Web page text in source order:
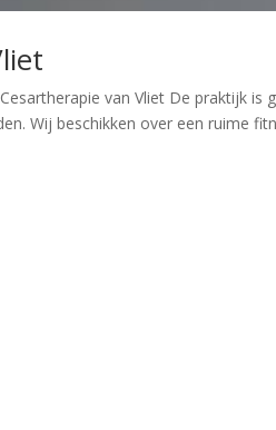
van Vliet De praktijk is
Wij beschikken over een ruime